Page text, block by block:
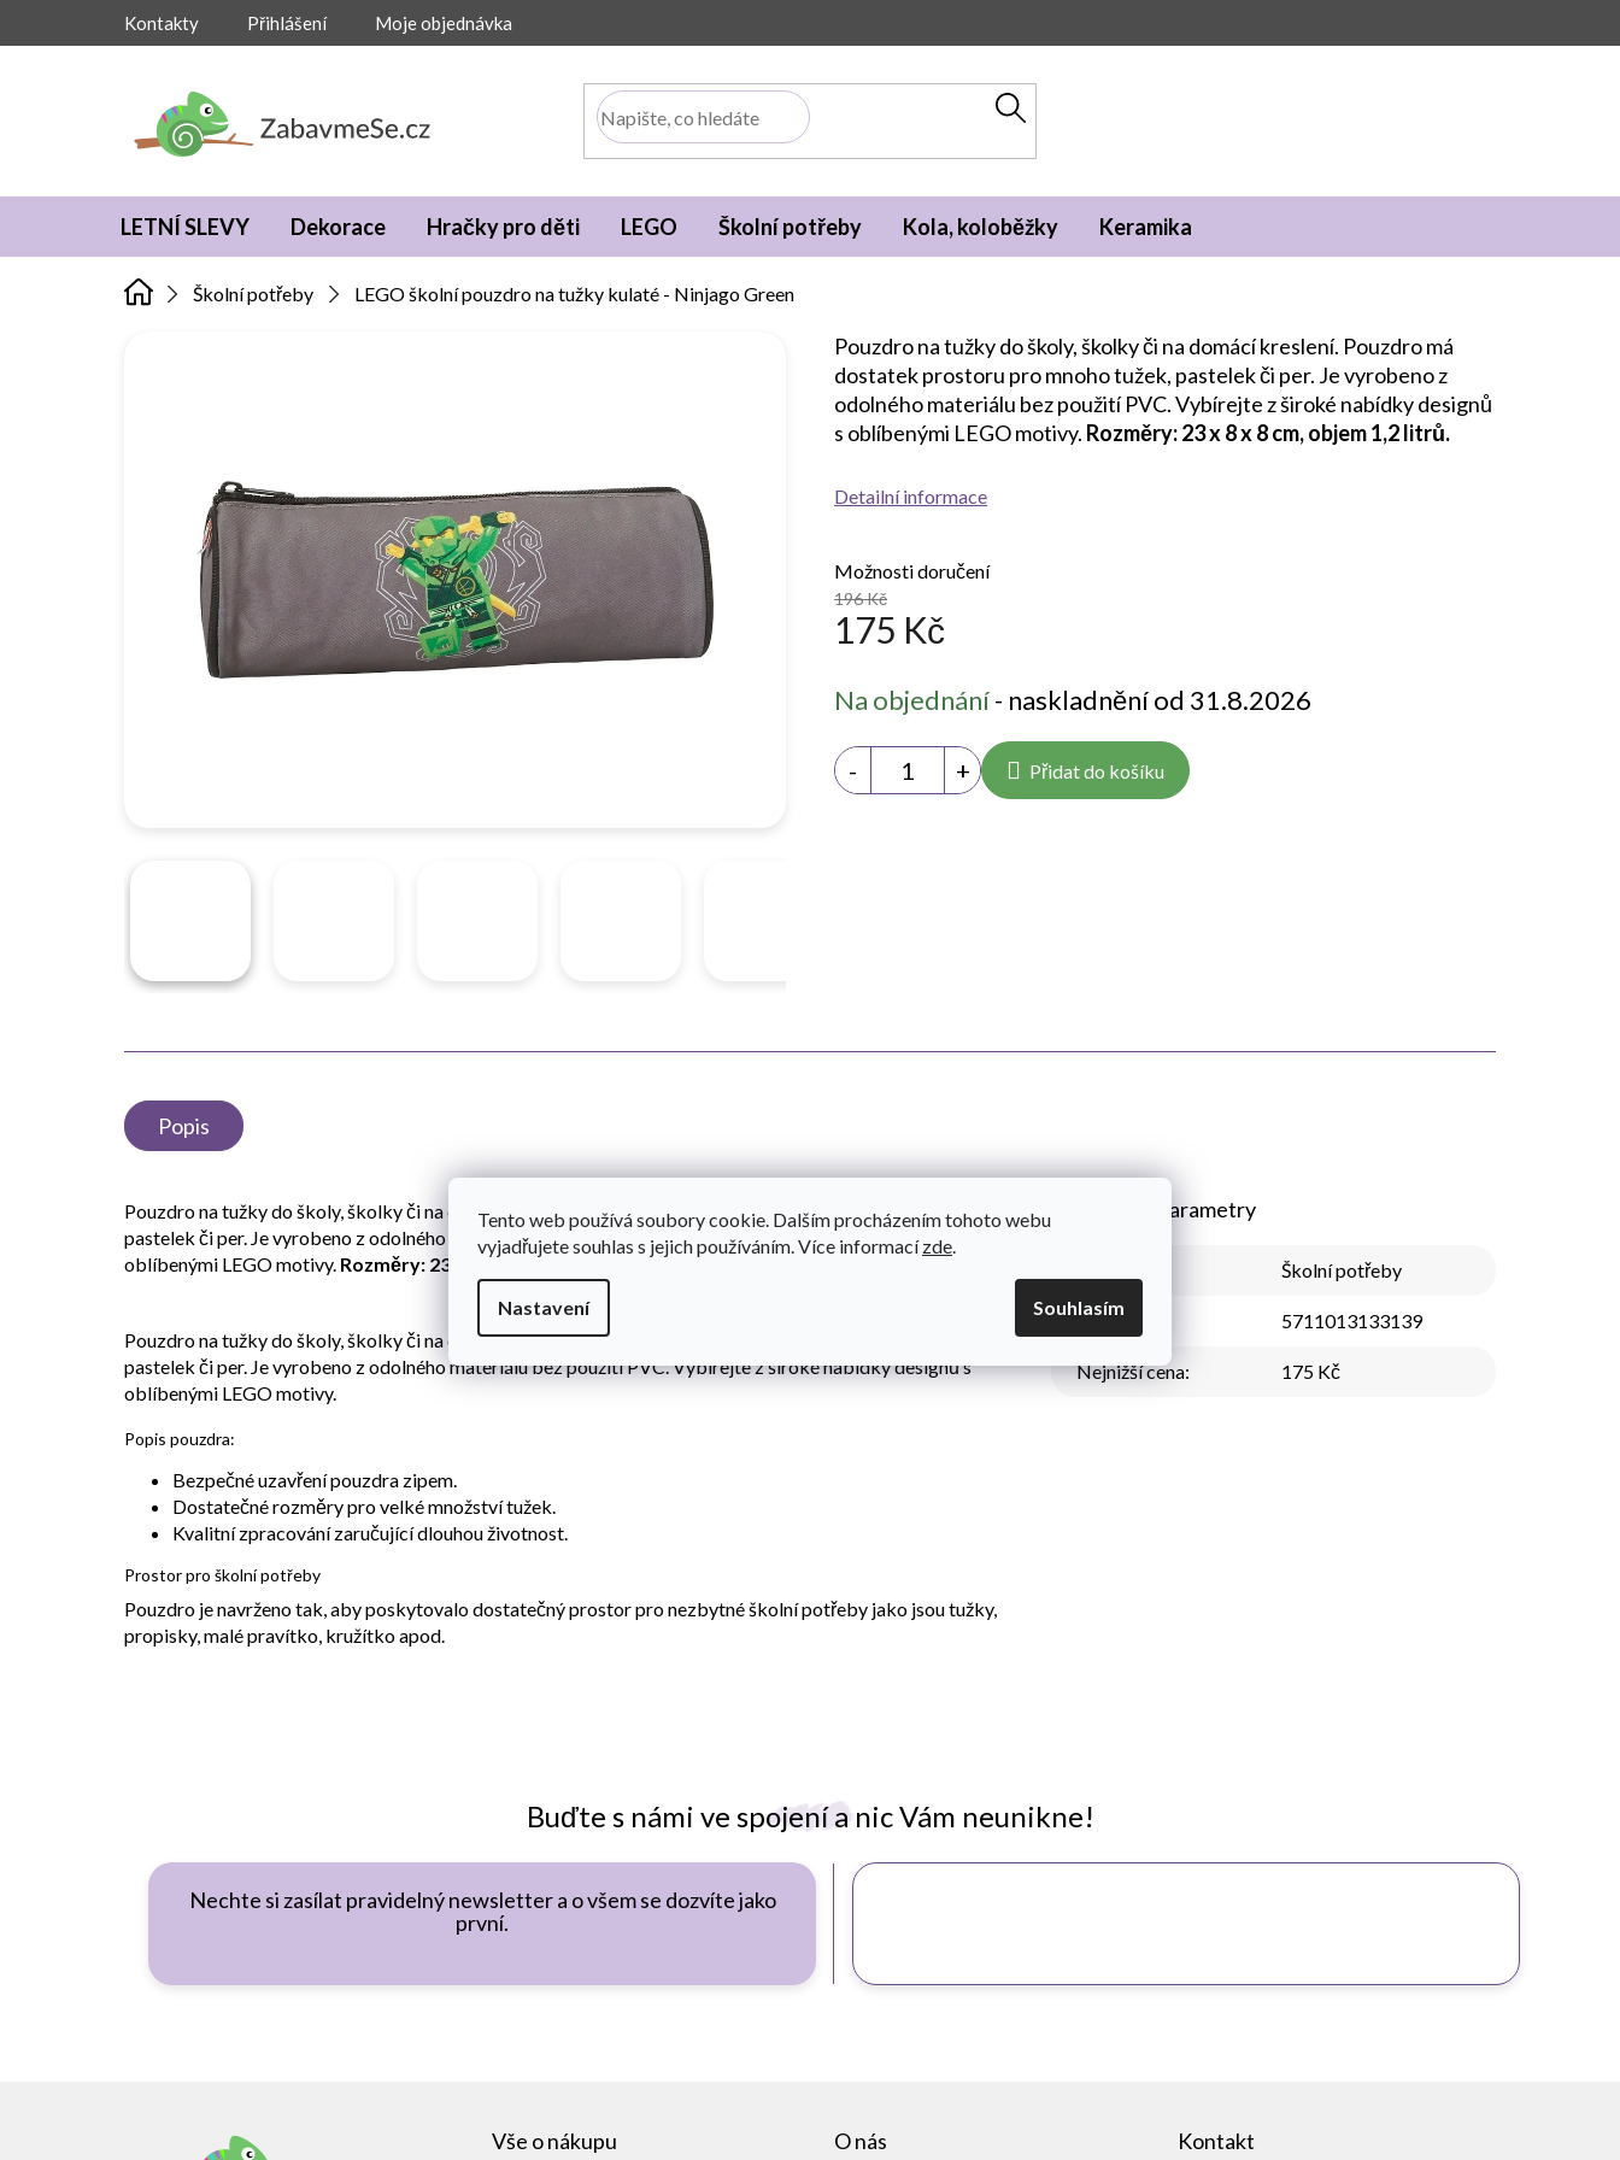
Tento web používá soubory cookie. Dalším procházením tohoto webu
vyjadřujete souhlas s jejich používáním. Více informacízde.
Nastavení Souhlasím
Kontakty Přihlášení Moje objednávka
LETNÍ SLEVY Dekorace Hračky pro děti LEGO Školní potřeby Kola, koloběžky Keramika
Školní potřeby LEGO školní pouzdro na tužky kulaté - Ninjago Green
196 Kč
175 Kč
cena:
Na objednání- naskladnění od 31.8.2026
Možnosti doručení
Přidat do košíku
Pouzdro na tužky do školy, školky či na domácí kreslení. Pouzdro má
dostatek prostoru pro mnoho tužek, pastelek či per. Je vyrobeno z
odolného materiálu bez použití PVC. Vybírejte z široké nabídky designů
s oblíbenými LEGO motivy. Rozměry: 23 x 8 x 8 cm, objem 1,2 litrů.
Detailní informace
Buďte s námi ve spojení a nic Vám neunikne!
Nechte si zasílat pravidelný newsletter a o všem se dozvíte jako
první.
Popis
Pouzdro na tužky do školy, školky či na domácí kreslení. Pouzdro má dostatek prostoru pro mnoho tužek,
pastelek či per. Je vyrobeno z odolného materiálu bez použití PVC. Vybírejte z široké nabídky designů s
oblíbenými LEGO motivy. Rozměry: 23 x 8 x 8 cm, objem 1,2 litrů.
Pouzdro na tužky do školy, školky či na domácí kreslení. Pouzdro má dostatek prostoru pro mnoho tužek,
pastelek či per. Je vyrobeno z odolného materiálu bez použití PVC. Vybírejte z široké nabídky designů s
oblíbenými LEGO motivy.
Popis pouzdra:
Bezpečné uzavření pouzdra zipem.
Dostatečné rozměry pro velké množství tužek.
Kvalitní zpracování zaručující dlouhou životnost.
Prostor pro školní potřeby
Pouzdro je navrženo tak, aby poskytovalo dostatečný prostor pro nezbytné školní potřeby jako jsou tužky,
propisky, malé pravítko, kružítko apod.
Doplňkové parametry
Školní potřeby
EAN: 5711013133139
Nejnižší cena: 175 Kč
Vše o nákupu O nás Kontakt